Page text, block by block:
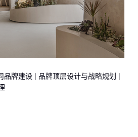
品牌建设 | 品牌顶层设计与战略规划 |